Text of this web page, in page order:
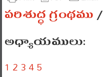
పరిశుద్ధ గ్రంథము/
అధ్యాయములు:
1 2345